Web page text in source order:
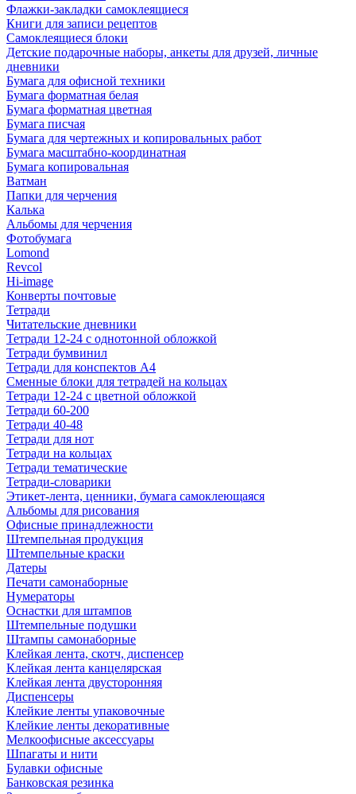
Флажки-закладки самоклеящиеся
Книги для записи рецептов
Самоклеящиеся блоки
Детские подарочные наборы, анкеты для друзей, личные
дневники
Бумага для офисной техники
Бумага форматная белая
Бумага форматная цветная
Бумага писчая
Бумага для чертежных и копировальных работ
Бумага масштабно-координатная
Бумага копировальная
Ватман
Папки для черчения
Калька
Альбомы для черчения
Фотобумага
Lomond
Revcol
Hi-image
Конверты почтовые
Тетради
Читательские дневники
Тетради 12-24 с однотонной обложкой
Тетради бумвинил
Тетради для конспектов А4
Сменные блоки для тетрадей на кольцах
Тетради 12-24 с цветной обложкой
Тетради 60-200
Тетради 40-48
Тетради для нот
Тетради на кольцах
Тетради тематические
Тетради-словарики
Этикет-лента, ценники, бумага самоклеющаяся
Альбомы для рисования
Офисные принадлежности
Штемпельная продукция
Штемпельные краски
Датеры
Печати самонаборные
Нумераторы
Оснастки для штампов
Штемпельные подушки
Штампы самонаборные
Клейкая лента, скотч, диспенсер
Клейкая лента канцелярская
Клейкая лента двусторонняя
Диспенсеры
Клейкие ленты упаковочные
Клейкие ленты декоративные
Мелкоофисные аксессуары
Шпагаты и нити
Булавки офисные
Банковская резинка